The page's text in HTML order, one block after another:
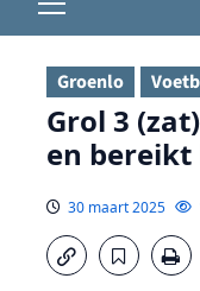
menu
Groenlo
Grol 3
en
30 maart 2025